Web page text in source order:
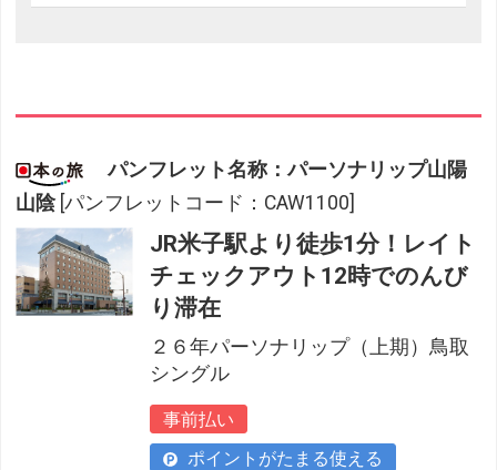
パンフレット名称：パーソナリップ山陽
山陰 [パンフレットコード：CAW1100]
JR米子駅より徒歩1分！レイト
チェックアウト12時でのんび
り滞在
２６年パーソナリップ（上期）鳥取
シングル
事前払い
ポイントがたまる使える